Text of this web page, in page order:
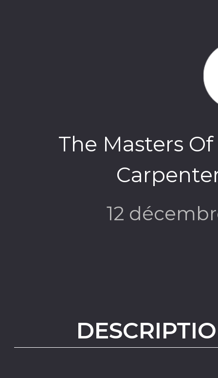
The Masters
12